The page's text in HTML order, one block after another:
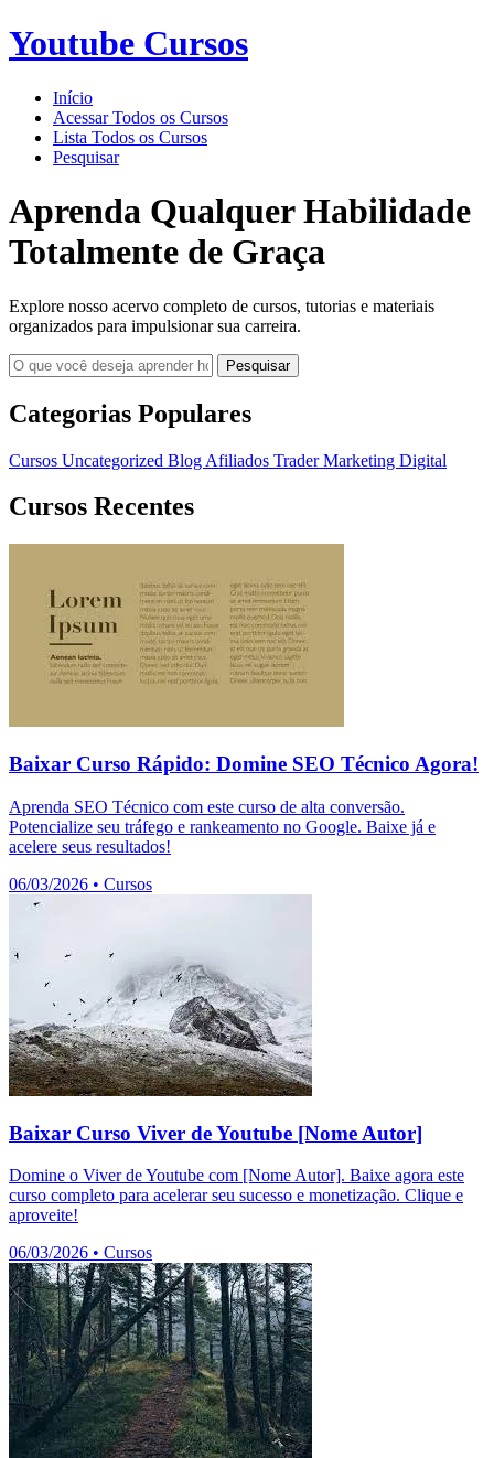
Youtube Cursos
Início
Acessar Todos os Cursos
Lista Todos os Cursos
Pesquisar
Aprenda Qualquer Habilidade
Totalmente de Graça
Explore nosso acervo completo de cursos, tutorias e materiais
organizados para impulsionar sua carreira.
Pesquisar
Categorias Populares
Cursos Uncategorized Blog Afiliados TraderMarketing Digital
Cursos Recentes
Baixar Curso Rápido: Domine SEO Técnico Agora!
Aprenda SEO Técnico com este curso de alta conversão.
Potencialize seu tráfego e rankeamento no Google. Baixe já e
acelere seus resultados!
06/03/2026 • Cursos
Baixar Curso Viver de Youtube [Nome Autor]
Domine o Viver de Youtube com [Nome Autor]. Baixe agora este
curso completo para acelerar seu sucesso e monetização. Clique e
aproveite!
06/03/2026 • Cursos